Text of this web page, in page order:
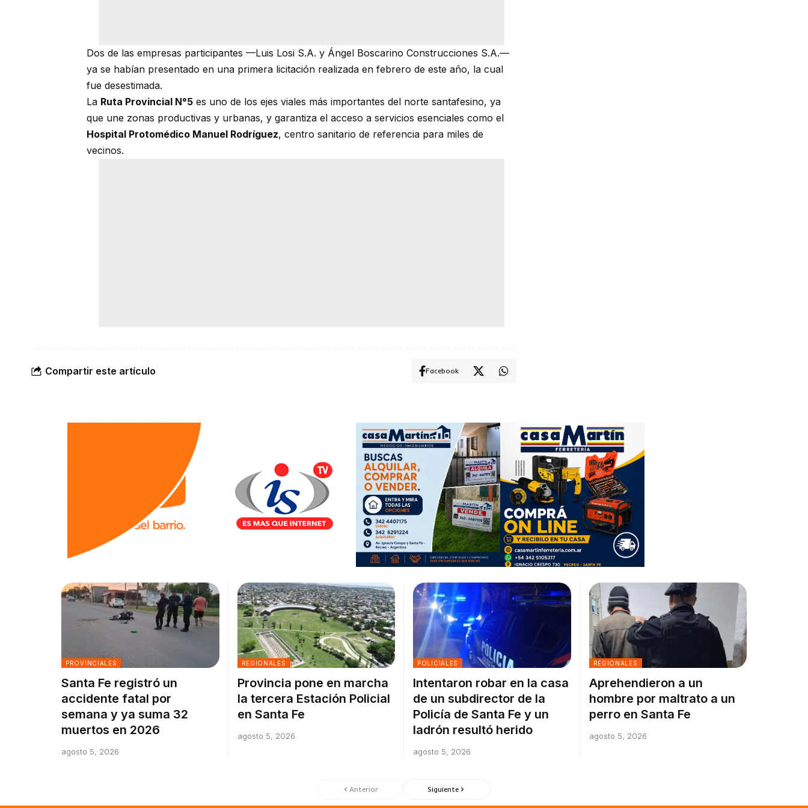
Dos de las empresas participantes —Luis Losi S.A. y Ángel Boscarino Construcciones S.A.—
ya se habían presentado en una primera licitación realizada en febrero de este año, la cual
fue desestimada.
La Ruta Provincial N°5 es uno de los ejes viales más importantes del norte santafesino, ya
que une zonas productivas y urbanas, y garantiza el acceso a servicios esenciales como el
Hospital Protomédico Manuel Rodríguez, centro sanitario de referencia para miles de
vecinos.
Compartir este artículo Facebook
PROVINCIALES
Santa Fe registró un
accidente fatal por
semana y ya suma 32
muertos en 2026
agosto 5, 2026
REGIONALES
Provincia pone en marcha
la tercera Estación Policial
en Santa Fe
agosto 5, 2026
POLICIALES
Intentaron robar en la casa
de un subdirector de la
Policía de Santa Fe y un
ladrón resultó herido
agosto 5, 2026
REGIONALES
Aprehendieron a un
hombre por maltrato a un
perro en Santa Fe
agosto 5, 2026
Anterior Siguiente